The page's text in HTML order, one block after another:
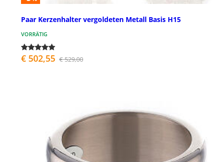
Paar Kerzenhalter vergoldeten Metall Basis H15
VORRÄTIG
€ 502,55 € 529,00